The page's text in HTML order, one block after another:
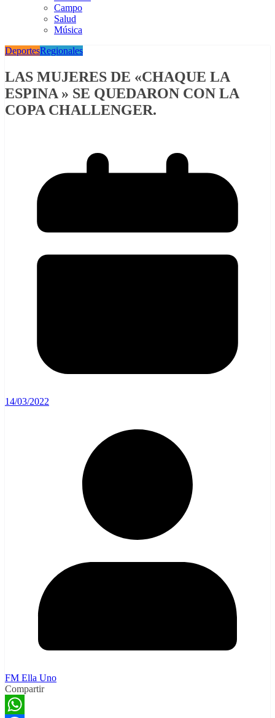
Campo
Salud
Música
DeportesRegionales
LAS MUJERES DE «CHAQUE LA
ESPINA » SE QUEDARON CON LA
COPA CHALLENGER.
14/03/2022
FM Ella Uno
Compartir